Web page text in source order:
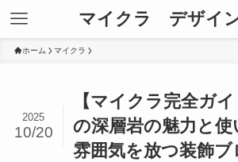
マイクラ デザイ
ホーム マイクラ
【マイクラ完全ガ
の深層岩の魅力と
雰囲気を放つ装飾ブ
2025
10/20